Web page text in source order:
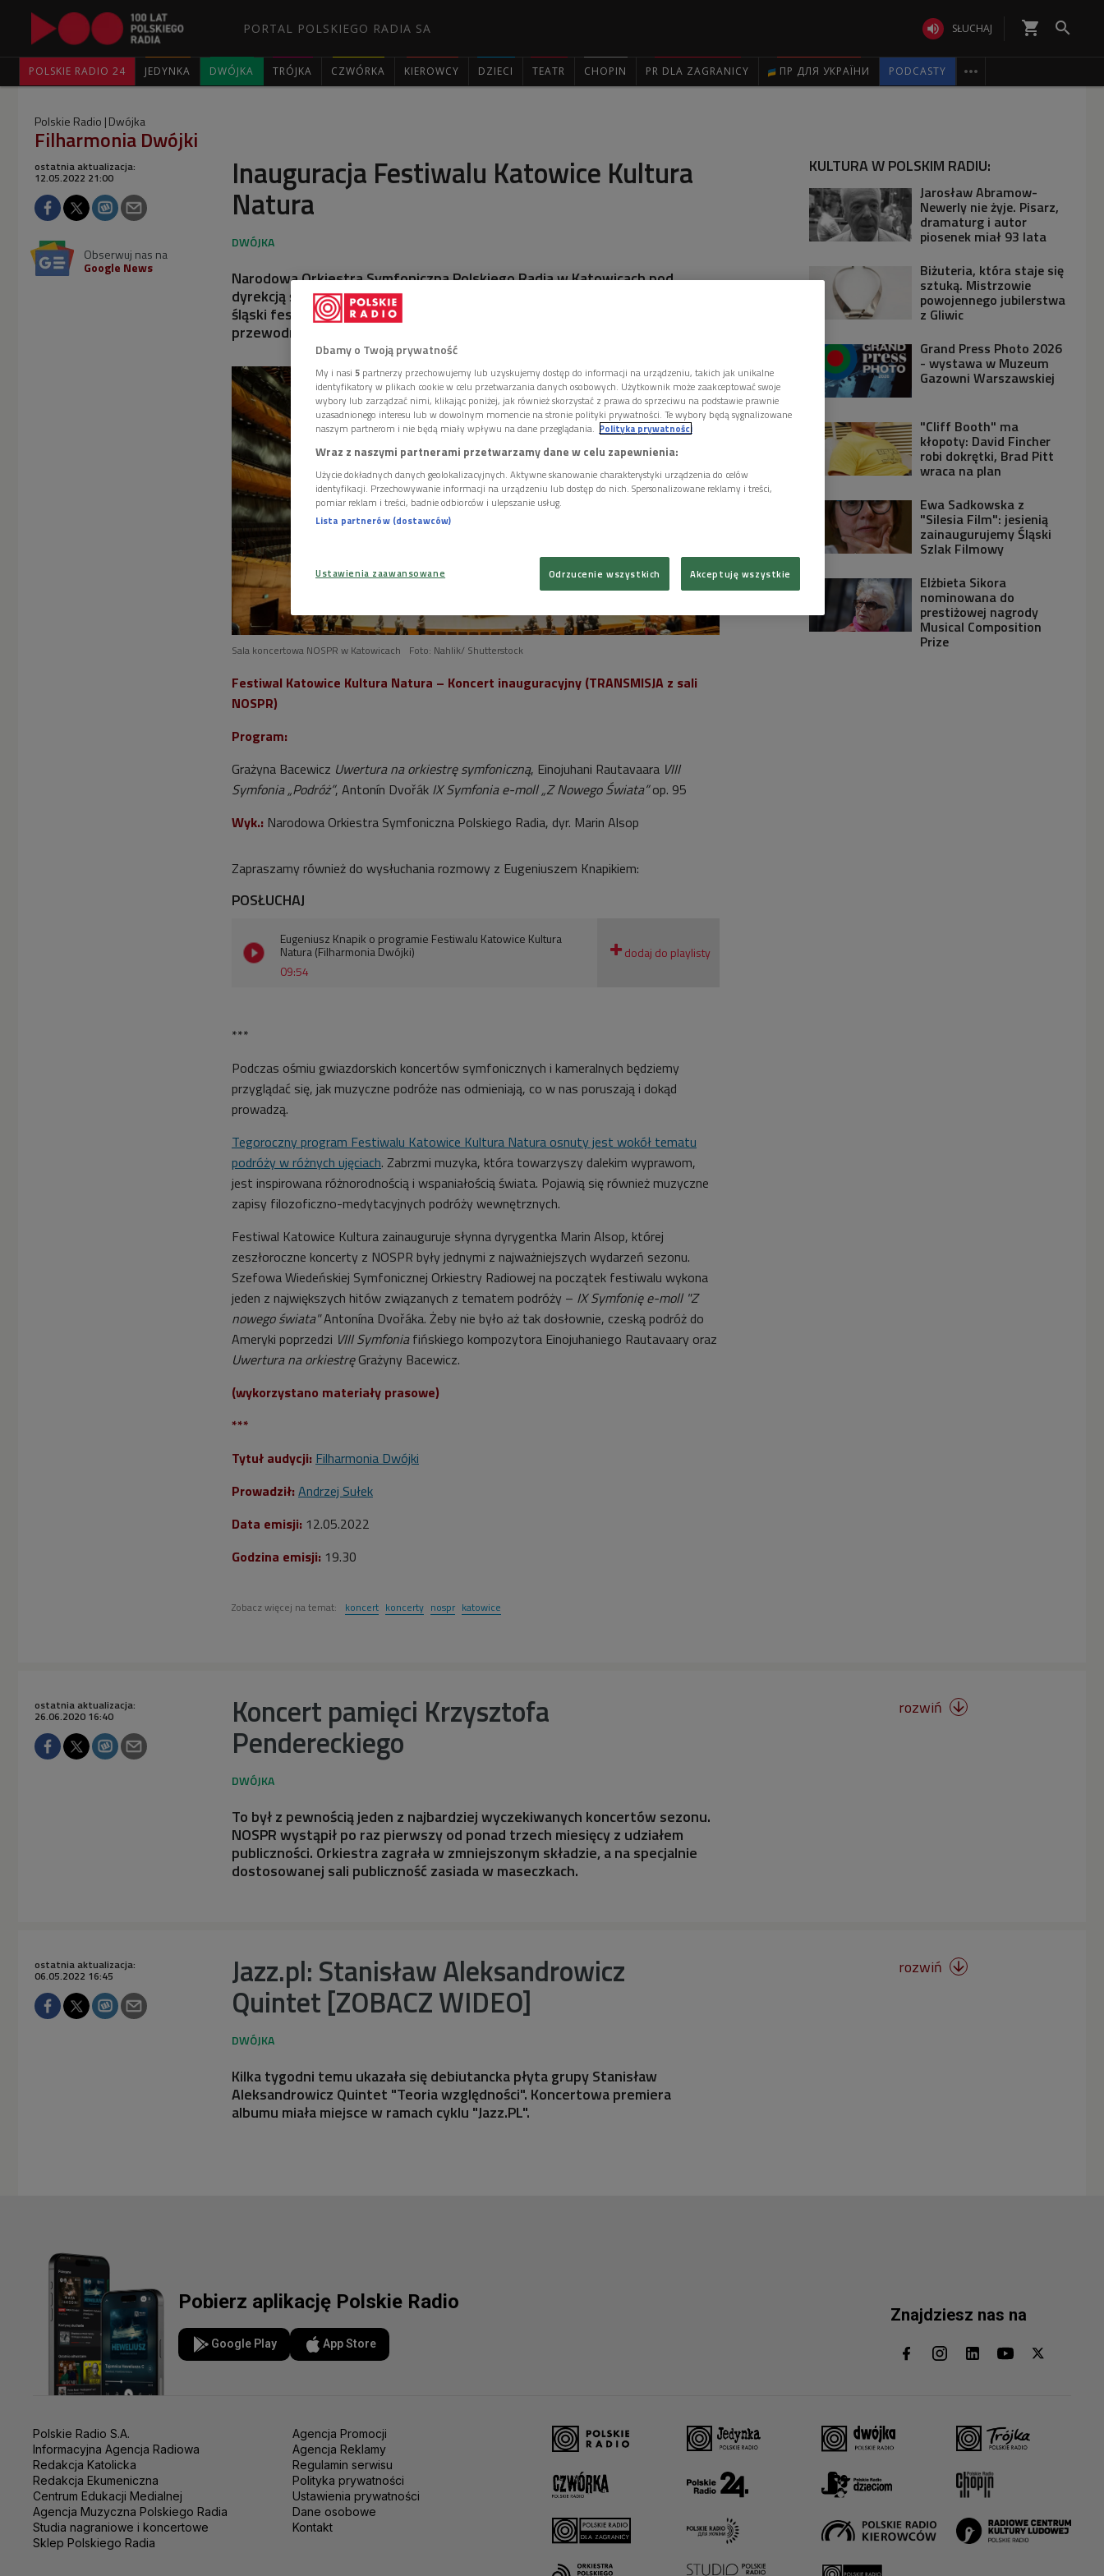
PORTAL POLSKIEGO RADIA SA  SŁUCHAJ shopping_cart 
POLSKIE RADIO 24 JEDYNKA DWÓJKA TRÓJKA CZWÓRKA KIEROWCY DZIECI TEATR CHOPIN PR DLA ZAGRANICY ПР ДЛЯ УКРАЇНИ PODCASTY 
Polskie Radio Dwójka
Filharmonia Dwójki
Inauguracja Festiwalu Katowice Kultura
Natura
ostatnia aktualizacja:
12.05.2022 21:00
Obserwuj nas na
Google News
Narodowa Orkiestra Symfoniczna Polskiego Radia w Katowicach pod
dyrekcją światowej sławy dyrygentki Marin Alsop zainaugurowała flagowy
śląski festiwal muzyki klasycznej Kultura Natura. W tym roku hasło
przewodnie wydarzenia brzmi "Podróż".
Sala koncertowa NOSPR w Katowicach Foto: Nahlik/ Shutterstock
Festiwal Katowice Kultura Natura – Koncert inauguracyjny (TRANSMISJA z sali
NOSPR)
Program:
Grażyna Bacewicz Uwertura na orkiestrę symfoniczną, Einojuhani Rautavaara VIII
Symfonia „Podróż”, Antonín Dvořák IX Symfonia e-moll „Z Nowego Świata”op. 95
Wyk.: Narodowa Orkiestra Symfoniczna Polskiego Radia, dyr. Marin Alsop
Zapraszamy również do wysłuchania rozmowy z Eugeniuszem Knapikiem:
POSŁUCHAJ
09:54
Eugeniusz Knapik o programie Festiwalu Katowice Kultura
Natura (Filharmonia Dwójki)
***
Podczas ośmiu gwiazdorskich koncertów symfonicznych i kameralnych będziemy
przyglądać się, jak muzyczne podróże nas odmieniają, co w nas poruszają i dokąd
prowadzą.
Tegoroczny program Festiwalu Katowice Kultura Natura osnuty jest wokół tematu
podróży w różnych ujęciach. Zabrzmi muzyka, która towarzyszy dalekim wyprawom,
jest inspirowana różnorodnością i wspaniałością świata. Pojawią się również muzyczne
zapisy filozoficzno-medytacyjnych podróży wewnętrznych.
Festiwal Katowice Kultura zainauguruje słynna dyrygentka Marin Alsop, której
zeszłoroczne koncerty z NOSPR były jednymi z najważniejszych wydarzeń sezonu.
Szefowa Wiedeńskiej Symfonicznej Orkiestry Radiowej na początek festiwalu wykona
jeden z największych hitów związanych z tematem podróży – IX Symfonię e-moll "Z
nowego świata"Antonína Dvořáka. Żeby nie było aż tak dosłownie, czeską podróż do
Ameryki poprzedzi VIII Symfoniafińskiego kompozytora Einojuhaniego Rautavaary oraz
Uwertura na orkiestręGrażyny Bacewicz.
(wykorzystano materiały prasowe)
***
Tytuł audycji: Filharmonia Dwójki
Prowadził: Andrzej Sułek
Data emisji: 12.05.2022
Godzina emisji: 19.30
Zobacz więcej na temat: koncert koncerty nospr katowice
KULTURA W POLSKIM RADIU:
Jarosław Abramow-
Newerly nie żyje. Pisarz,
dramaturg i autor
piosenek miał 93 lata
Biżuteria, która staje się
sztuką. Mistrzowie
powojennego jubilerstwa
z Gliwic
Grand Press Photo 2026
- wystawa w Muzeum
Gazowni Warszawskiej
"Cliff Booth" ma
kłopoty: David Fincher
robi dokrętki, Brad Pitt
wraca na plan
Ewa Sadkowska z
"Silesia Film": jesienią
zainaugurujemy Śląski
Szlak Filmowy
Elżbieta Sikora
nominowana do
prestiżowej nagrody
Musical Composition
Prize
Koncert pamięci Krzysztofa
Pendereckiego
ostatnia aktualizacja:
26.06.2020 16:40
To był z pewnością jeden z najbardziej wyczekiwanych koncertów sezonu.
NOSPR wystąpił po raz pierwszy od ponad trzech miesięcy z udziałem
publiczności. Orkiestra zagrała w zmniejszonym składzie, a na specjalnie
dostosowanej sali publiczność zasiada w maseczkach.
rozwiń 
Jazz.pl: Stanisław Aleksandrowicz
Quintet [ZOBACZ WIDEO]
ostatnia aktualizacja:
06.05.2022 16:45
Kilka tygodni temu ukazała się debiutancka płyta grupy Stanisław
Aleksandrowicz Quintet "Teoria względności". Koncertowa premiera
albumu miała miejsce w ramach cyklu "Jazz.PL".
rozwiń 
Pobierz aplikację Polskie Radio
Google Play App Store
Znajdziesz nas na
Polskie Radio S.A.
Informacyjna Agencja Radiowa
Redakcja Katolicka
Redakcja Ekumeniczna
Centrum Edukacji Medialnej
Agencja Muzyczna Polskiego Radia
Studia nagraniowe i koncertowe
Sklep Polskiego Radia
Agencja Promocji
Agencja Reklamy
Regulamin serwisu
Polityka prywatności
Ustawienia prywatności
Dane osobowe
Kontakt
Dbamy o Twoją prywatność
My i nasi 5 partnerzy przechowujemy lub uzyskujemy dostęp do informacji na urządzeniu, takich jak unikalne
identyfikatory w plikach cookie w celu przetwarzania danych osobowych. Użytkownik może zaakceptować swoje
wybory lub zarządzać nimi, klikając poniżej, jak również skorzystać z prawa do sprzeciwu na podstawie prawnie
uzasadnionego interesu lub w dowolnym momencie na stronie polityki prywatności. Te wybory będą sygnalizowane
naszym partnerom i nie będą miały wpływu na dane przeglądania. Polityka prywatności
Wraz z naszymi partnerami przetwarzamy dane w celu zapewnienia:
Użycie dokładnych danych geolokalizacyjnych. Aktywne skanowanie charakterystyki urządzenia do celów
identyfikacji. Przechowywanie informacji na urządzeniu lub dostęp do nich. Spersonalizowane reklamy i treści,
pomiar reklam i treści, badnie odbiorców i ulepszanie usług.
Lista partnerów (dostawców)
Ustawienia zaawansowane Odrzucenie wszystkich Akceptuję wszystkie